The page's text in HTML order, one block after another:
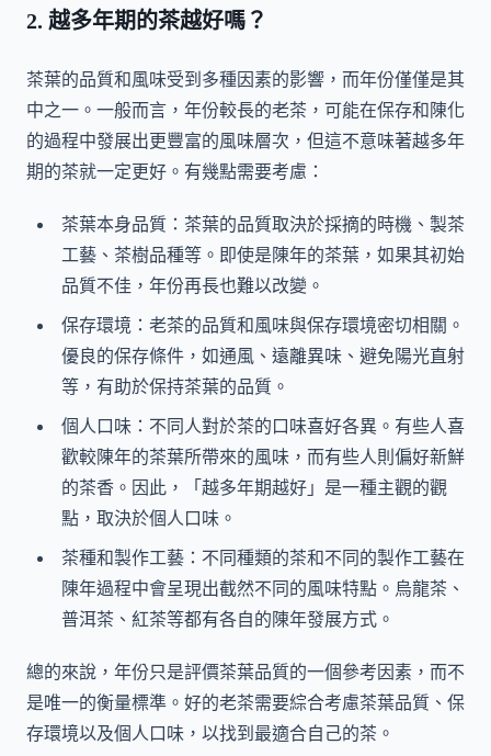
2. 越多年期的茶越好嗎？
茶葉的品質和風味受到多種因素的影響，而年份僅僅是其
中之一。一般而言，年份較長的老茶，可能在保存和陳化
的過程中發展出更豐富的風味層次，但這不意味著越多年
期的茶就一定更好。有幾點需要考慮：
茶葉本身品質：茶葉的品質取決於採摘的時機、製茶
工藝、茶樹品種等。即使是陳年的茶葉，如果其初始
品質不佳，年份再長也難以改變。
保存環境：老茶的品質和風味與保存環境密切相關。
優良的保存條件，如通風、遠離異味、避免陽光直射
等，有助於保持茶葉的品質。
個人口味：不同人對於茶的口味喜好各異。有些人喜
歡較陳年的茶葉所帶來的風味，而有些人則偏好新鮮
的茶香。因此，「越多年期越好」是一種主觀的觀
點，取決於個人口味。
茶種和製作工藝：不同種類的茶和不同的製作工藝在
陳年過程中會呈現出截然不同的風味特點。烏龍茶、
普洱茶、紅茶等都有各自的陳年發展方式。
總的來說，年份只是評價茶葉品質的一個參考因素，而不
是唯一的衡量標準。好的老茶需要綜合考慮茶葉品質、保
存環境以及個人口味，以找到最適合自己的茶。